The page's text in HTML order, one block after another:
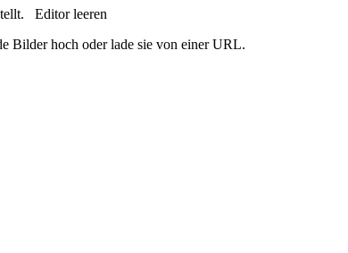
Editor leeren
Bilder hoch oder lade sie von einer URL.